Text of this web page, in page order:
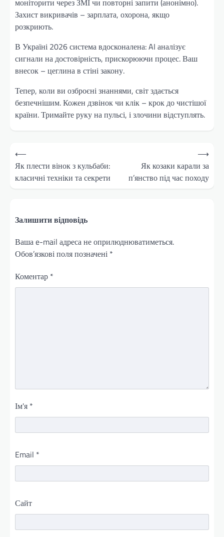
Захист викривачів – зарплата, охорона, якщо
розкриють.
В Україні 2026 система вдосконалена: AI аналізує
сигнали на достовірність, прискорюючи процес. Ваш
внесок – цеглина в стіні закону.
Тепер, коли ви озброєні знаннями, світ здається
безпечнішим. Кожен дзвінок чи клік – крок до чистішої
країни. Тримайте руку на пульсі, і злочини відступлять.
Навігація
записів
⟵
Як плести вінок з кульбаби:
класичні техніки та секрети
Як козаки карали за
п’янство під час походу
⟶
Залишити відповідь
Ваша e-mail адреса не оприлюднюватиметься.
Обов’язкові поля позначені *
Коментар *
Ім'я *
Email *
Сайт